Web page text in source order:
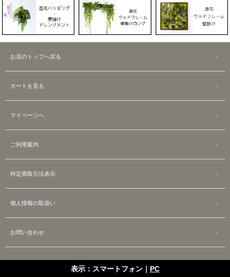
お店のトップへ戻る
カートを見る
マイページへ
ご利用案内
特定商取引法表示
個人情報の取扱い
お問い合わせ
表示：スマートフォン｜ PC